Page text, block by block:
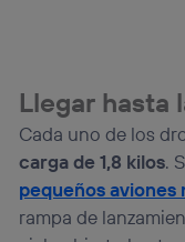
Llegar hasta
Cada uno de los
carga de 1,8 kilos.
pequeños aviones
rampa de